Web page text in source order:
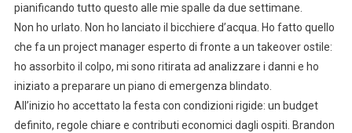
pianificando tutto questo alle mie spalle da due settimane.
Non ho urlato. Non ho lanciato il bicchiere d’acqua. Ho fatto quello
che fa un project manager esperto di fronte a un takeover ostile:
ho assorbito il colpo, mi sono ritirata ad analizzare i danni e ho
iniziato a preparare un piano di emergenza blindato.
All’inizio ho accettato la festa con condizioni rigide: un budget
definito, regole chiare e contributi economici dagli ospiti. Brandon